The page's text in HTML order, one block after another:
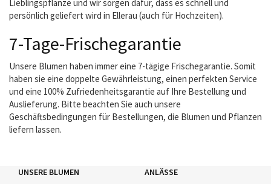
Lieblingspflanze und wir sorgen dafür, dass es schnell und
persönlich geliefert wird in Ellerau (auch für Hochzeiten).
7-Tage-Frischegarantie
Unsere Blumen haben immer eine 7-tägige Frischegarantie. Somit
haben sie eine doppelte Gewährleistung, einen perfekten Service
und eine 100% Zufriedenheitsgarantie auf Ihre Bestellung und
Auslieferung. Bitte beachten Sie auch unsere
Geschäftsbedingungen für Bestellungen, die Blumen und Pflanzen
liefern lassen.
UNSERE BLUMEN ANLÄSSE